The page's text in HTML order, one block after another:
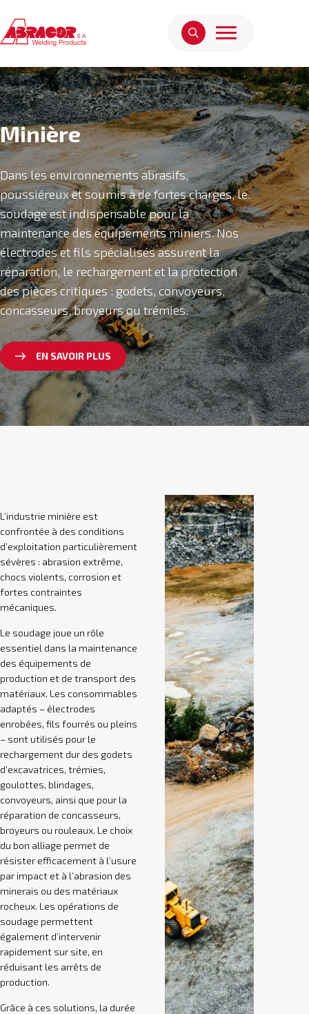
Minière
Dans les environnements abrasifs,
poussiéreux et soumis à de fortes charges, le
soudage est indispensable pour la
maintenance des équipements miniers. Nos
électrodes et fils spécialisés assurent la
réparation, le rechargement et la protection
des pièces critiques : godets, convoyeurs,
concasseurs, broyeurs ou trémies.
EN SAVOIR PLUS
L’industrie minière est
confrontée à des conditions
d’exploitation particulièrement
sévères : abrasion extrême,
chocs violents, corrosion et
fortes contraintes
mécaniques.
Le soudage joue un rôle
essentiel dans la maintenance
des équipements de
production et de transport des
matériaux. Les consommables
adaptés – électrodes
enrobées, fils fourrés ou pleins
– sont utilisés pour le
rechargement dur des godets
d’excavatrices, trémies,
goulottes, blindages,
convoyeurs, ainsi que pour la
réparation de concasseurs,
broyeurs ou rouleaux. Le choix
du bon alliage permet de
résister efficacement à l’usure
par impact et à l’abrasion des
minerais ou des matériaux
rocheux. Les opérations de
soudage permettent
également d’intervenir
rapidement sur site, en
réduisant les arrêts de
production.
Grâce à ces solutions, la durée